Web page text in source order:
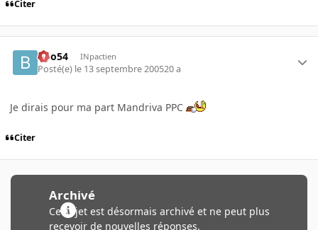
Citer
Boo54 INpactien
Posté(e) le 13 septembre 200520 a
Je dirais pour ma part Mandriva PPC
Citer
Archivé
Ce sujet est désormais archivé et ne peut plus
recevoir de nouvelles réponses.